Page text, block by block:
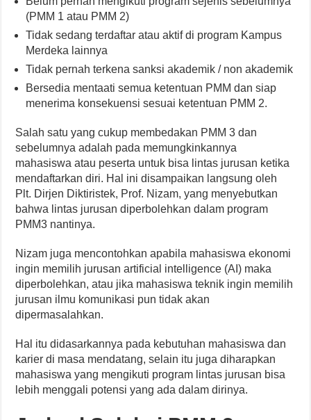
(PMM 1 atau PMM 2)
Tidak sedang terdaftar atau aktif di program Kampus
Merdeka lainnya
Tidak pernah terkena sanksi akademik / non akademik
Bersedia mentaati semua ketentuan PMM dan siap
menerima konsekuensi sesuai ketentuan PMM 2.
Salah satu yang cukup membedakan PMM 3 dan
sebelumnya adalah pada memungkinkannya
mahasiswa atau peserta untuk bisa lintas jurusan ketika
mendaftarkan diri. Hal ini disampaikan langsung oleh
Plt. Dirjen Diktiristek, Prof. Nizam, yang menyebutkan
bahwa lintas jurusan diperbolehkan dalam program
PMM3 nantinya.
Nizam juga mencontohkan apabila mahasiswa ekonomi
ingin memilih jurusan artificial intelligence (AI) maka
diperbolehkan, atau jika mahasiswa teknik ingin memilih
jurusan ilmu komunikasi pun tidak akan
dipermasalahkan.
Hal itu didasarkannya pada kebutuhan mahasiswa dan
karier di masa mendatang, selain itu juga diharapkan
mahasiswa yang mengikuti program lintas jurusan bisa
lebih menggali potensi yang ada dalam dirinya.